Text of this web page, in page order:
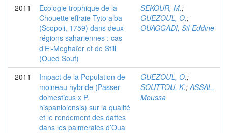
2011
Ecologie trophique de la
Chouette effraie Tyto alba
(Scopoli, 1759) dans deux
régions sahariennes : cas
d’El-Meghaïer et de Still
(Oued Souf)
SEKOUR, M.;
GUEZOUL, O.;
OUAGGADI, Sif Eddine
2011
Impact de la Population de
moineau hybride (Passer
domesticus x P.
hispaniolensis) sur la qualité
et le rendement des dattes
dans les palmeraies d’Oua
GUEZOUL, O.;
SOUTTOU, K.;ASSAL,
Moussa